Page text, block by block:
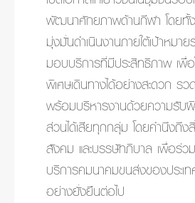
พัฒนาศักยภาพด้านกีฬา โดยทั้
มุ่งมั่นดำเนินงานภายใต้เป้าหมา
มอบบริการที่มีประสิทธิภาพ เพื่
พิเศษเดินทางได้อย่างสะดวก ร
พร้อมบริหารงานด้วยความรั
ส่วนได้เสียทุกกลุ่ม โดยคำนึงถึง
สังคม และบรรษัทภิบาล เพื่อร่ว
บริการคมนาคมขนส่งของประเท
อย่างยั่งยืนต่อไป